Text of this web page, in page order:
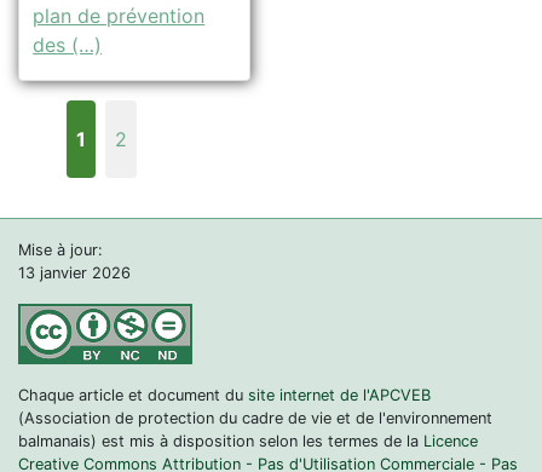
plan de prévention
des (…)
1 2
Mise à jour:
13 janvier 2026
Chaque article et document du site internet de l'APCVEB
(Association de protection du cadre de vie et de l'environnement
balmanais) est mis à disposition selon les termes de la Licence
Creative Commons Attribution - Pas d'Utilisation Commerciale - Pas